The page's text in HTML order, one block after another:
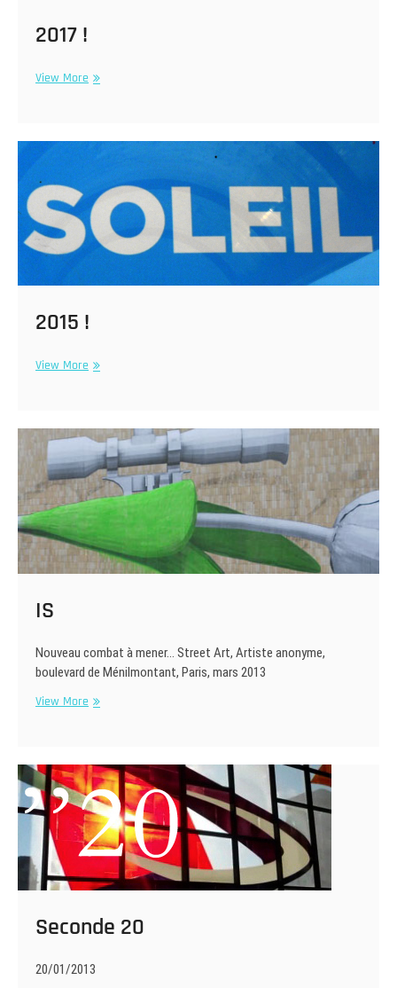
2017 !
View More2017
2015 !
View More2015
IS
Nouveau combat à mener… Street Art, Artiste anonyme,
boulevard de Ménilmontant, Paris, mars 2013
View MoreIS
Seconde 20
20/01/2013